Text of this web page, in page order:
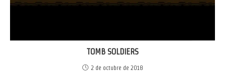
TOMB SOLDIERS
2 de octubre de 2018